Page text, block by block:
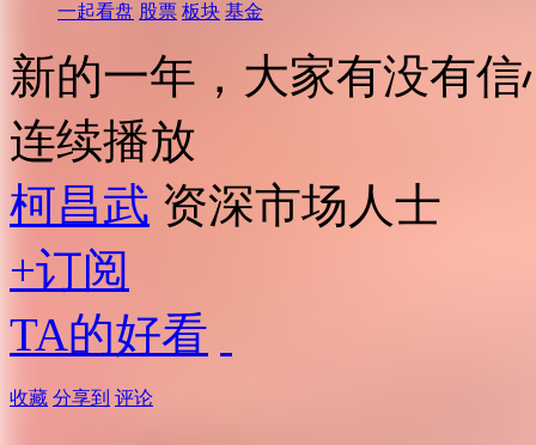
一起看盘 股票 板块 基金
新的一年，大家有没有信
连续播放
柯昌武 资深市场人士
+订阅
TA的好看
收藏 分享到 评论